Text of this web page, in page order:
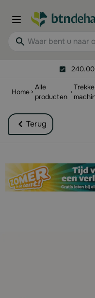
Waar bent u naar op
Home
Alle
producten
Terug